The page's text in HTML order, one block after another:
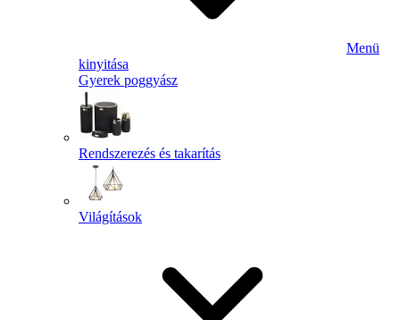
Menü
kinyitása
Gyerek poggyász
Rendszerezés és takarítás
Világítások